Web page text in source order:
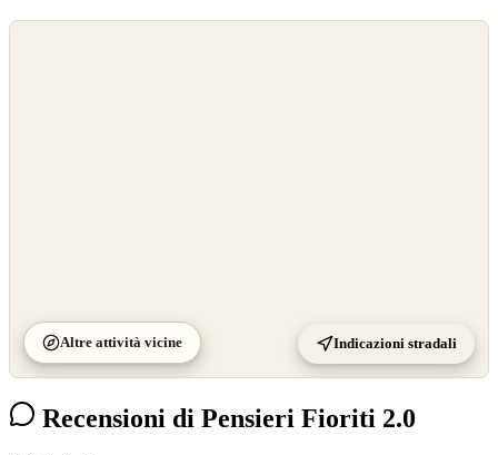
Altre attività vicine Indicazioni stradali
Recensioni di Pensieri Fioriti 2.0